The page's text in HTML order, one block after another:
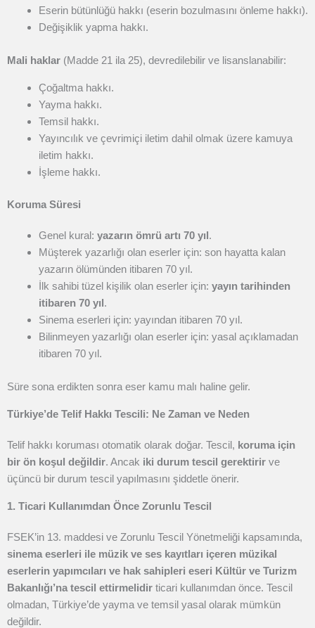
Eserin bütünlüğü hakkı (eserin bozulmasını önleme hakkı).
Değişiklik yapma hakkı.
Mali haklar (Madde 21 ila 25), devredilebilir ve lisanslanabilir:
Çoğaltma hakkı.
Yayma hakkı.
Temsil hakkı.
Yayıncılık ve çevrimiçi iletim dahil olmak üzere kamuya
iletim hakkı.
İşleme hakkı.
Koruma Süresi
Genel kural: yazarın ömrü artı 70 yıl.
Müşterek yazarlığı olan eserler için: son hayatta kalan
yazarın ölümünden itibaren 70 yıl.
İlk sahibi tüzel kişilik olan eserler için: yayın tarihinden
itibaren 70 yıl.
Sinema eserleri için: yayından itibaren 70 yıl.
Bilinmeyen yazarlığı olan eserler için: yasal açıklamadan
itibaren 70 yıl.
Süre sona erdikten sonra eser kamu malı haline gelir.
Türkiye’de Telif Hakkı Tescili: Ne Zaman ve Neden
Telif hakkı koruması otomatik olarak doğar. Tescil, koruma için
bir ön koşul değildir. Ancak iki durum tescil gerektirir ve
üçüncü bir durum tescil yapılmasını şiddetle önerir.
1. Ticari Kullanımdan Önce Zorunlu Tescil
FSEK’in 13. maddesi ve Zorunlu Tescil Yönetmeliği kapsamında,
sinema eserleri ile müzik ve ses kayıtları içeren müzikal
eserlerin yapımcıları ve hak sahipleri eseri Kültür ve Turizm
Bakanlığı’na tescil ettirmelidir ticari kullanımdan önce. Tescil
olmadan, Türkiye’de yayma ve temsil yasal olarak mümkün
değildir.